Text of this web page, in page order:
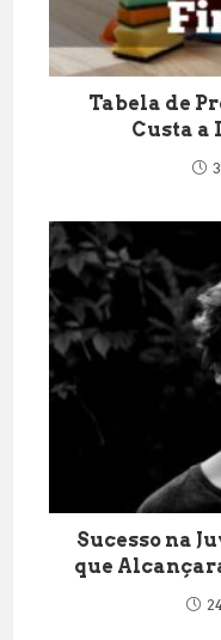
Tabela de
Custa a
Sucesso na
que